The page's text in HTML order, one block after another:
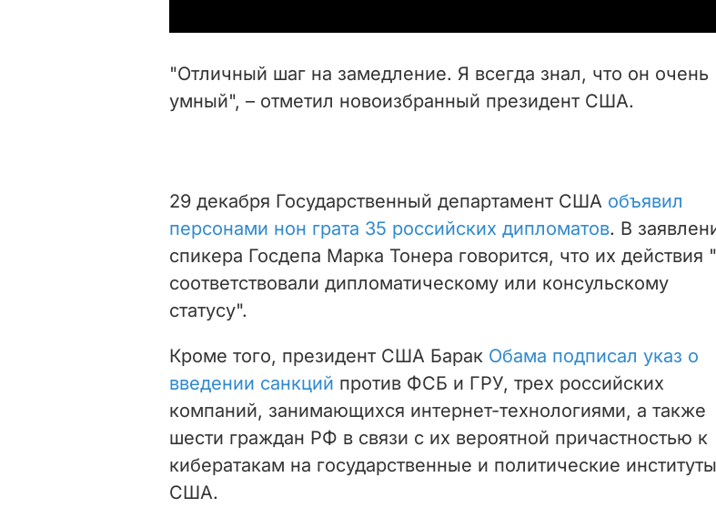
i
o
"Отличный шаг на замедление. Я всегда знал, что он очень
умный", – отметил новоизбранный президент США.
29 декабря Государственный департамент США объявил
персонами нон грата 35 российских дипломатов. В
спикера Госдепа Марка Тонера говорится, что их действия
соответствовали дипломатическому или консульскому
статусу".
Кроме того, президент США Барак Обама подписал указ о
введении санкций против ФСБ и ГРУ, трех российских
компаний, занимающихся интернет-технологиями, а также
шести граждан РФ в связи с их вероятной причастностью к
кибератакам на государственные и политические институты
США.